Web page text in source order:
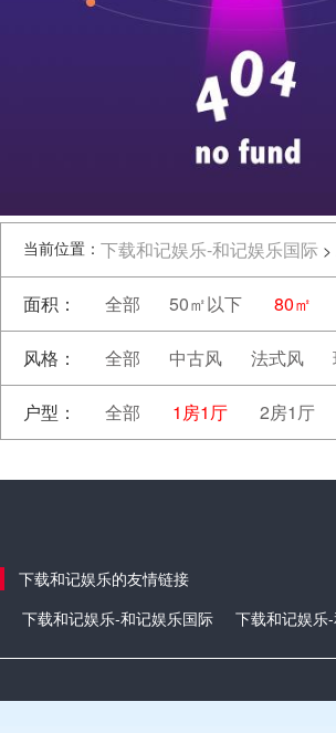
当前位置： 下载和记娱乐-和记娱乐国际 >
面积： 全部 50㎡以下 80㎡
风格： 全部 中古风 法式风
户型： 全部 1房1厅 2房1厅
下载和记娱乐的友情链接
下载和记娱乐-和记娱乐国际
下载和记娱乐